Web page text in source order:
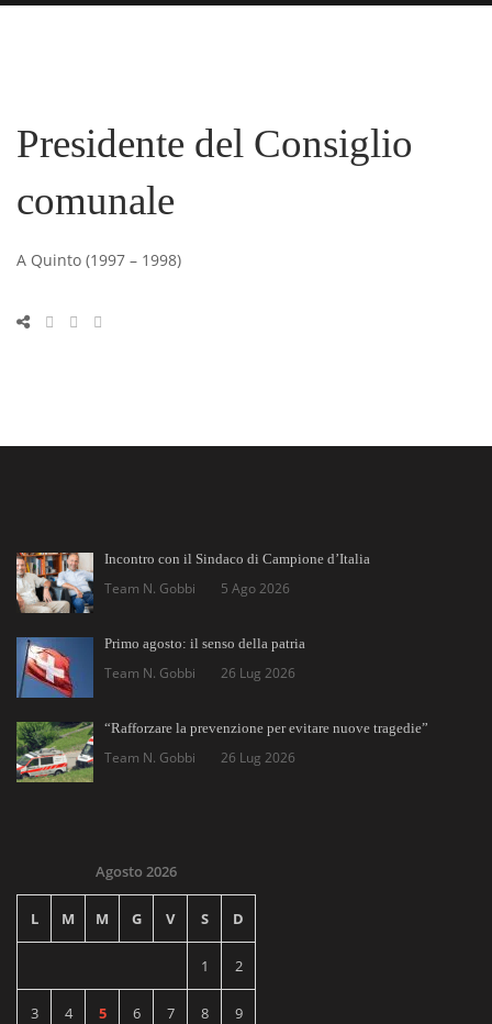
Presidente del Consiglio
comunale
A Quinto (1997 – 1998)
Incontro con il Sindaco di Campione d’Italia
Team N. Gobbi 5 Ago 2026
Primo agosto: il senso della patria
Team N. Gobbi 26 Lug 2026
“Rafforzare la prevenzione per evitare nuove tragedie”
Team N. Gobbi 26 Lug 2026
Agosto 2026
L M M G V S D
1 2
3 4 5 6 7 8 9